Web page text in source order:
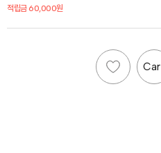
적립금 60,000원